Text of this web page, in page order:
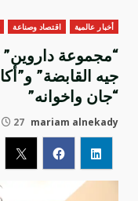
أخبار عالمية اقتصاد وصناعة
“مجموعة داروين”
جيه القابضة”
“جان واخوانه”
mariam alnekady 27 يناير، 2021